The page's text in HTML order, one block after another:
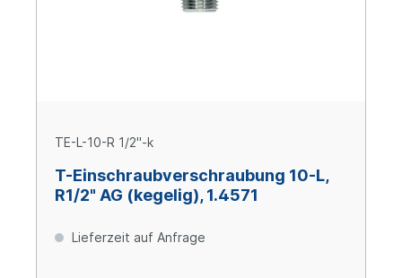
TE-L-10-R 1/2"-k
T-Einschraubverschraubung 10-L,
R1/2" AG (kegelig), 1.4571
Lieferzeit auf Anfrage